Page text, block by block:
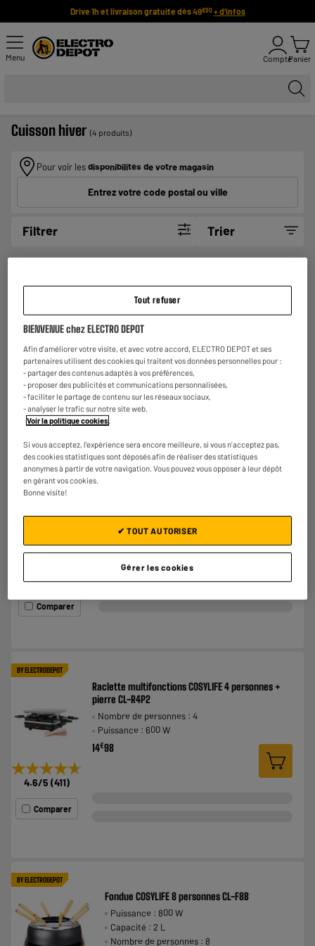
Drive 1h et livraison gratuite dès 49€90 + d'infos
Menu ComptePanier
Cuisson hiver (4 produits)
Pour voir lesdisponibilités de votre magasin
Entrez votre code postal ou ville
Filtrer Trier
★★★★★
★★★★★
4.3/5(131)
Comparer
9€98
BY ELECTRODEPOT
4.5/5(111)
Comparer
Raclette & mini-crêpes COSYLIFE 8 personnes
Puissance : 1200 W
BY ELECTRODEPOT
★★★★★
★★★★★
4.6/5 (411)
Comparer
Raclette multifonctions COSYLIFE 4 personnes +
pierre CL-R4P2
Nombre de personnes : 4
Puissance : 600 W
14€98
BY ELECTRODEPOT
Fondue COSYLIFE 8 personnes CL-F8B
Puissance : 800 W
Capacité : 2 L
Nombre de personnes : 8
Tout refuser
BIENVENUE chez ELECTRO DEPOT
Afin d'améliorer votre visite, et avec votre accord, ELECTRO DEPOT et ses
partenaires utilisent des cookies qui traitent vos données personnelles pour :
- partager des contenus adaptés à vos préférences,
- proposer des publicités et communications personnalisées,
- faciliter le partage de contenu sur les réseaux sociaux,
- analyser le trafic sur notre site web.
Voir la politique cookies.
Si vous acceptez, l'expérience sera encore meilleure, si vous n'acceptez pas,
des cookies statistiques sont déposés afin de réaliser des statistiques
anonymes à partir de votre navigation. Vous pouvez vous opposer à leur dépôt
en gérant vos cookies.
Bonne visite!
Gérer les cookies
✔ TOUT AUTORISER